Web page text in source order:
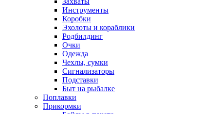
Инструменты
Коробки
Эхолоты и кораблики
Родбилдинг
Очки
Одежда
Чехлы, сумки
Сигнализаторы
Подставки
Быт на рыбалке
Поплавки
Прикормки